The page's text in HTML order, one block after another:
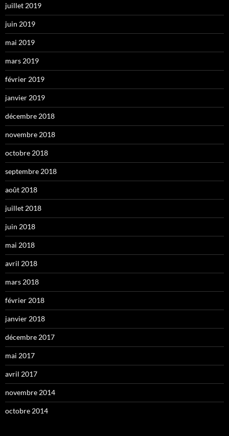
juillet 2019
juin 2019
mai 2019
mars 2019
février 2019
janvier 2019
décembre 2018
novembre 2018
octobre 2018
septembre 2018
août 2018
juillet 2018
juin 2018
mai 2018
avril 2018
mars 2018
février 2018
janvier 2018
décembre 2017
mai 2017
avril 2017
novembre 2014
octobre 2014